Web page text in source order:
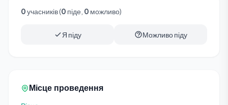
0учасників (0 піде, 0 можливо)
Я піду Можливо піду
Місце проведення